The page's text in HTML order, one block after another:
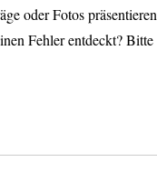
oder Fotos präsentieren
Fehler entdeckt? Bitte